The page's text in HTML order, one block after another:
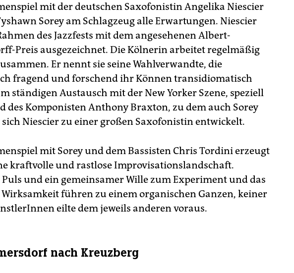
mit der deutschen Saxofonistin Angelika Niescier
Sorey am Schlagzeug alle Erwartungen. Niescier
des Jazzfests mit dem angesehenen Albert-
Preis ausgezeichnet. Die Kölnerin arbeitet regelmäßig
Er nennt sie seine Wahlverwandte, die
fragend und forschend ihr Können transidiomatisch
ständigen Austausch mit der New Yorker Szene, speziell
des Komponisten Anthony Braxton, zu dem auch Sorey
Niescier zu einer großen Saxofonistin entwickelt.
mit Sorey und dem Bassisten Chris Tordini erzeugt
kraftvolle und rastlose Improvisa­tions­landschaft.
und ein gemeinsamer Wille zum Experiment und das
Wirksamkeit führen zu einem organischen Ganzen, keiner
eilte dem jeweils anderen voraus.
nach Kreuzberg